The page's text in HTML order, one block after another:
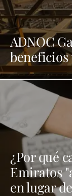
ADNOC
¿Por qué
Emiratos
en lugar